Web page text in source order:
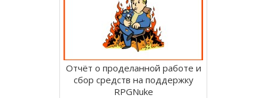
Отчёт о проделанной работе и
сбор средств на поддержку
RPGNuke